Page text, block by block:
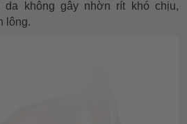
da không gây nhờn rít khó chịu,
lông.